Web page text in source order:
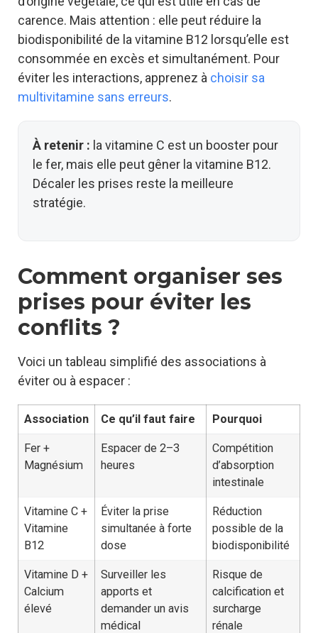
carence. Mais attention : elle peut réduire la
biodisponibilité de la vitamine B12 lorsqu’elle est
consommée en excès et simultanément. Pour
éviter les interactions, apprenez à choisir sa
multivitamine sans erreurs.
À retenir : la vitamine C est un booster pour
le fer, mais elle peut gêner la vitamine B12.
Décaler les prises reste la meilleure
stratégie.
Comment organiser ses
prises pour éviter les
conflits ?
Voici un tableau simplifié des associations à
éviter ou à espacer :
Association Ce qu’il faut faire Pourquoi
Fer +
Magnésium
Espacer de 2–3
heures
Compétition
d’absorption
intestinale
Vitamine C +
Vitamine
B12
Éviter la prise
simultanée à forte
dose
Réduction
possible de la
biodisponibilité
Vitamine D +
Calcium
élevé
Surveiller les
apports et
demander un avis
médical
Risque de
calcification et
surcharge
rénale